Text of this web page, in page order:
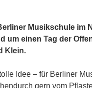
Musikschule im
um einen Tag der
Klein.
Idee – für Berliner
gern vom